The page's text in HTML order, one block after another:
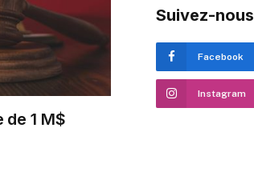
de 1 M$
Suivez-nous
Facebook
Instagram